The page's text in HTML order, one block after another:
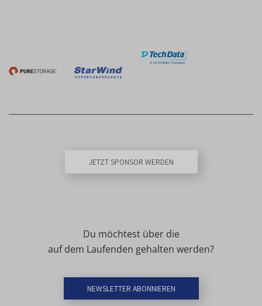
JETZT SPONSOR WERDEN
Du möchtest über die
auf dem Laufenden gehalten werden?
NEWSLETTER ABONNIEREN